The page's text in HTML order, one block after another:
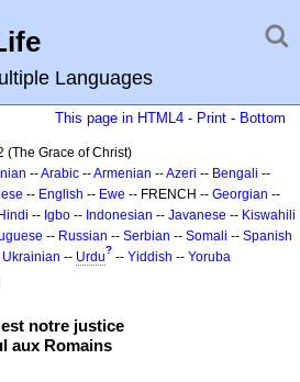
Languages
This page in HTML4 - Print - Bottom
(The Grace of Christ)
--Arabic --Armenian --Azeri -- Bengali --
-- English -- Ewe -- FRENCH -- Georgian --
Hindi -- Igbo -- Indonesian -- Javanese -- Kiswahili
-- Russian -- Serbian -- Somali -- Spanish
Ukrainian -- Urdu? -- Yiddish -- Yoruba
notre justice
aux Romains